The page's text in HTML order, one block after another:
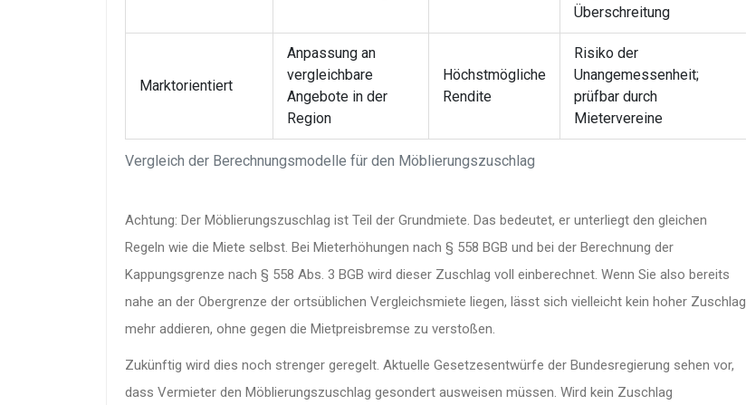
Vergleich der Berechnungsmodelle für den Möblierungszuschlag
Überschreitung
Marktorientiert
Anpassung an
vergleichbare
Angebote in der
Region
Höchstmögliche
Rendite
Risiko der
Unangemessenheit;
prüfbar durch
Mietervereine
Achtung: Der Möblierungszuschlag ist Teil der Grundmiete. Das bedeutet, er unterliegt den gleichen
Regeln wie die Miete selbst. Bei Mieterhöhungen nach § 558 BGB und bei der Berechnung der
Kappungsgrenze nach § 558 Abs. 3 BGB wird dieser Zuschlag voll einberechnet. Wenn Sie also bereits
nahe an der Obergrenze der ortsüblichen Vergleichsmiete liegen, lässt sich vielleicht kein hoher Zuschlag
mehr addieren, ohne gegen die Mietpreisbremse zu verstoßen.
Zukünftig wird dies noch strenger geregelt. Aktuelle Gesetzesentwürfe der Bundesregierung sehen vor,
dass Vermieter den Möblierungszuschlag gesondert ausweisen müssen. Wird kein Zuschlag